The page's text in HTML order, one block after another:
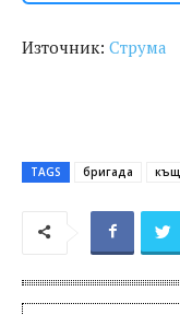
Източник: Струма
TAGS бригада